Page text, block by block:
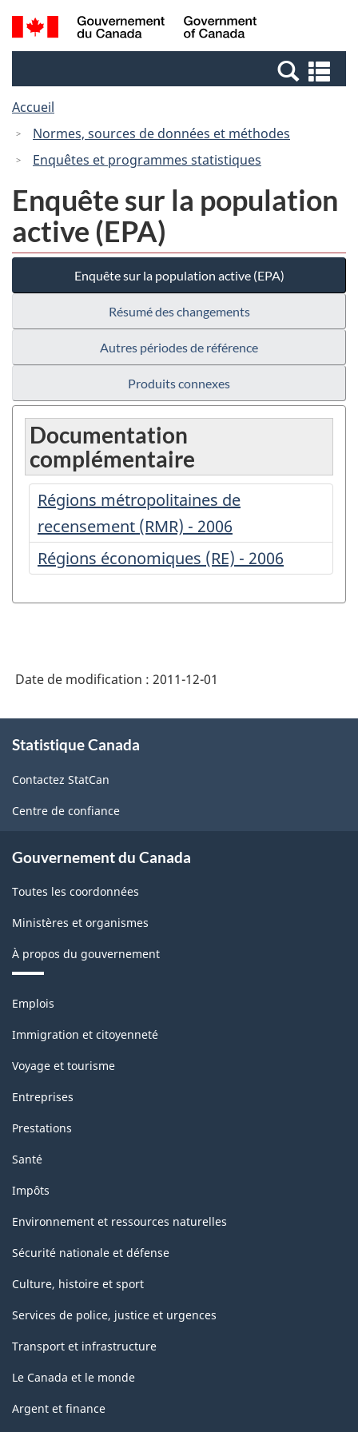
Passer
au
Passer
à
Canada
Recherche
et
et
Accueil
Normes, sources de données et méthodes
Enquêtes et programmes statistiques
Enquête sur la population
active (EPA)
Enquête sur la population active (EPA)
Résumé des changements
Autres périodes de référence
Produits connexes
Documentation
complémentaire
Régions métropolitaines de
recensement (RMR) - 2006
Régions économiques (RE) - 2006
Date de modification : 2011-12-01
propos
ce
site
Statistique Canada
Contactez StatCan
Centre de confiance
Gouvernement du Canada
Toutes les coordonnées
Ministères et organismes
À propos du gouvernement
Thèmes
sujets
Emplois
Immigration et citoyenneté
Voyage et tourisme
Entreprises
Prestations
Santé
Impôts
Environnement et ressources naturelles
Sécurité nationale et défense
Culture, histoire et sport
Services de police, justice et urgences
Transport et infrastructure
Le Canada et le monde
Argent et finance